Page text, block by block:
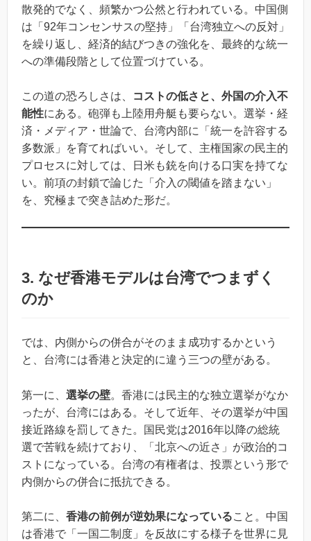
散発的でなく、頻繁かつ公然と行われている。中国側
は「92年コンセンサスの堅持」「台湾独立への反対」
を繰り返し、経済的結びつきの強化を、最終的な統一
への準備段階として位置づけている。
この道の恐ろしさは、
コストの低さと、外国の介入不
能性にある。砲弾も上陸用舟艇も要らない。選挙・経
済・メディア・世論で、台湾内部に「統一を許容する
多数派」を育てればいい。そして、主権国家の民主的
プロセスに対しては、日米も銃を向ける口実を持てな
い。前項の封鎖で論じた「介入の閾値を踏まない」
を、究極まで突き詰めた形だ。
3. なぜ香港モデルは台湾でつまずく
のか
では、内側からの併合がそのまま成功するかという
と、台湾には香港と決定的に違う三つの壁がある。
第一に、 選挙の壁。香港には民主的な独立選挙がなか
ったが、台湾にはある。そして近年、その選挙が中国
接近路線を罰してきた。国民党は2016年以降の総統
選で苦戦を続けており、「北京への近さ」が政治的コ
ストになっている。台湾の有権者は、投票という形で
内側からの併合に抵抗できる。
第二に、 香港の前例が逆効果になっていること。中国
は香港で「一国二制度」を反故にする様子を世界に見